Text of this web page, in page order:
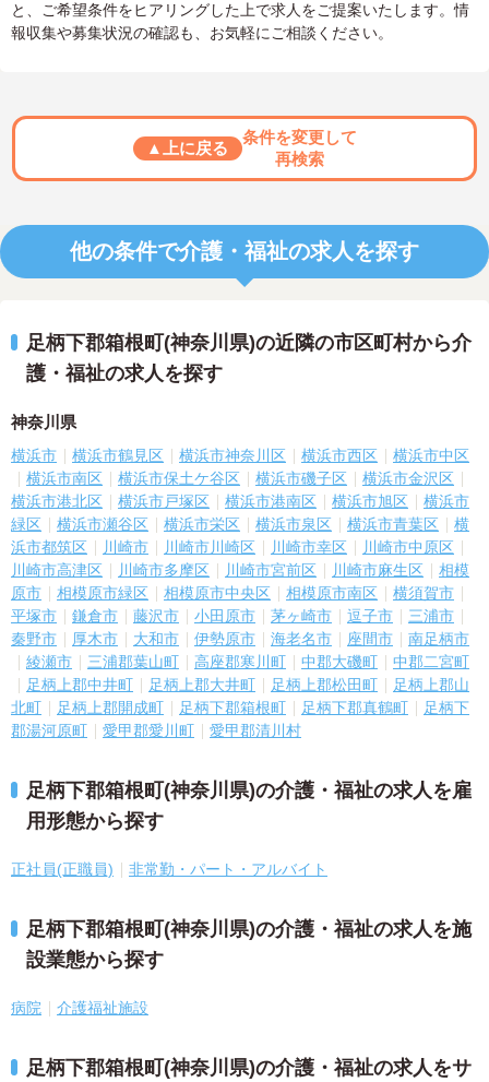
と、ご希望条件をヒアリングした上で求人をご提案いたします。情
報収集や募集状況の確認も、お気軽にご相談ください。
▲上に戻る
条件を変更して
再検索
他の条件で介護・福祉の求人を探す
足柄下郡箱根町(神奈川県)の近隣の市区町村から介
護・福祉の求人を探す
神奈川県
横浜市 横浜市鶴見区 横浜市神奈川区 横浜市西区
横浜市中区
横浜市南区
横浜市保土ケ谷区 横浜市磯子区
横浜市金沢区
横浜市港北区
横浜市戸塚区 横浜市港南区 横浜市旭区
横浜市
緑区
横浜市瀬谷区 横浜市栄区 横浜市泉区 横浜市青葉区
横
浜市都筑区
川崎市 川崎市川崎区 川崎市幸区
川崎市中原区
川崎市高津区
川崎市多摩区 川崎市宮前区 川崎市麻生区
相模
原市
相模原市緑区 相模原市中央区 相模原市南区
横須賀市
平塚市
鎌倉市 藤沢市 小田原市 茅ヶ崎市 逗子市
三浦市
秦野市
厚木市 大和市 伊勢原市 海老名市 座間市
南足柄市
綾瀬市
三浦郡葉山町 高座郡寒川町 中郡大磯町
中郡二宮町
足柄上郡中井町
足柄上郡大井町 足柄上郡松田町
足柄上郡山
北町
足柄上郡開成町 足柄下郡箱根町 足柄下郡真鶴町
足柄下
郡湯河原町
愛甲郡愛川町 愛甲郡清川村
足柄下郡箱根町(神奈川県)の介護・福祉の求人を雇
用形態から探す
正社員(正職員) 非常勤・パート・アルバイト
足柄下郡箱根町(神奈川県)の介護・福祉の求人を施
設業態から探す
病院 介護福祉施設
足柄下郡箱根町(神奈川県)の介護・福祉の求人をサ